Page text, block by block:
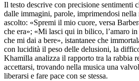
Il testo descrive con precisione sentimenti
dalle immagini, parole, imprimendosi nella
ascolto: «Spremi il mio cuore, versa
che era»; «Mi lasci qui in bilico, l’amaro
che mi dai a bere», istantanee che
con lucidità il peso delle delusioni, la
Khamilla analizza il rapporto tra la rabbia
accettarsi, trovando nella musica una
liberarsi e fare pace con se stessa.